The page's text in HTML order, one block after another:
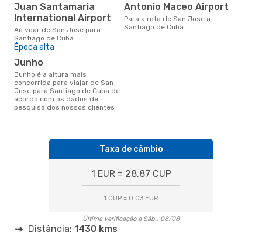
Juan Santamaria
International Airport
Ao voar de San Jose para
Santiago de Cuba
Antonio Maceo Airport
Para a rota de San Jose a
Santiago de Cuba
Época alta
junho
junho é a altura mais
concorrida para viajar de San
Jose para Santiago de Cuba de
acordo com os dados de
pesquisa dos nossos clientes
Taxa de câmbio
1 EUR = 28.87 CUP
1 CUP = 0.03 EUR
Última verificação a Sáb., 08/08
Distância: 1430 kms